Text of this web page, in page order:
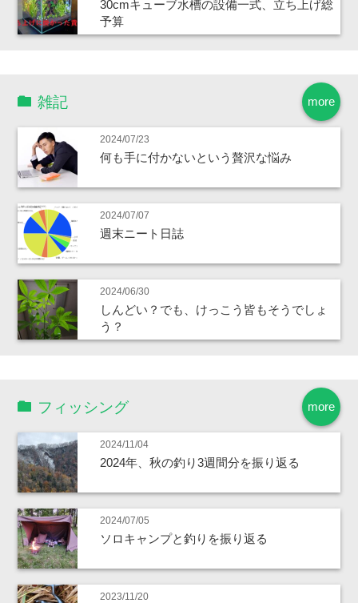
30cmキューブ水槽の設備一式、立ち上げ総
予算
more
雑記
2024/07/23
何も手に付かないという贅沢な悩み
2024/07/07
週末ニート日誌
2024/06/30
しんどい？でも、けっこう皆もそうでしょ
う？
more
フィッシング
2024/11/04
2024年、秋の釣り3週間分を振り返る
2024/07/05
ソロキャンプと釣りを振り返る
2023/11/20